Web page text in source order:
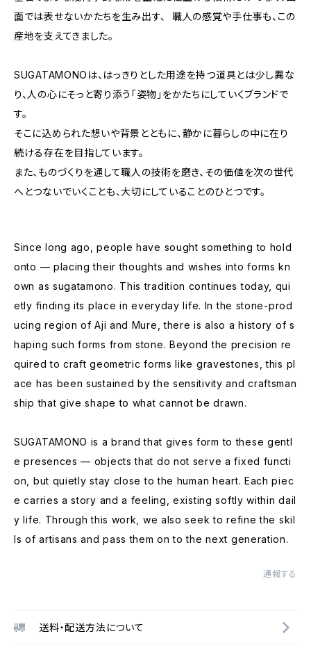
面では表せないかたちを生み出す、 職人の感覚や手仕事も、この
産地を支えてきました。
SUGATAMONOは、はっきりとした用途を持つ道具とは少し異な
り、人の心にそっと寄り添う「姿物」をかたちにしていくブランドで
す。
そこに込められた想いや背景とともに、静かに暮らしの中に在り
続ける存在を目指しています。
また、ものづくりを通して職人の技術を磨き、その価値を次の世代
へとつないでいくことも、大切にしていることのひとつです。
Since long ago, people have sought something to hold
onto — placing their thoughts and wishes into forms kn
own as sugatamono. This tradition continues today, qui
etly finding its place in everyday life. In the stone-prod
ucing region of Aji and Mure, there is also a history of s
haping such forms from stone. Beyond the precision re
quired to craft geometric forms like gravestones, this pl
ace has been sustained by the sensitivity and craftsman
ship that give shape to what cannot be drawn.
SUGATAMONO is a brand that gives form to these gentl
e presences — objects that do not serve a fixed functi
on, but quietly stay close to the human heart. Each piec
e carries a story and a feeling, existing softly within dail
y life. Through this work, we also seek to refine the skil
ls of artisans and pass them on to the next generation.
通報する
送料・配送方法について